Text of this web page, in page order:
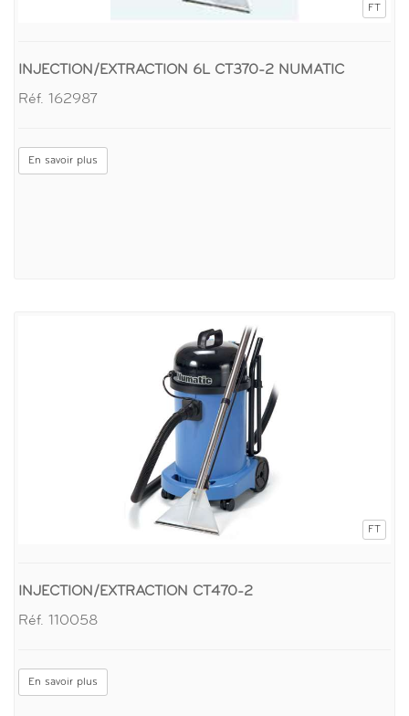
FT
INJECTION/EXTRACTION 6L CT370-2 NUMATIC
Réf. 162987
En savoir plus
FT
INJECTION/EXTRACTION CT470-2
Réf. 110058
En savoir plus